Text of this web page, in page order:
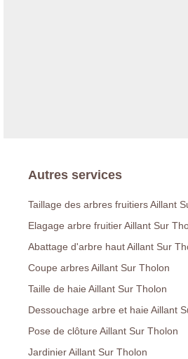
Autres services
Taillage des arbres fruitiers Aillant
Elagage arbre fruitier Aillant Sur
Abattage d'arbre haut Aillant Sur
Coupe arbres Aillant Sur Tholon
Taille de haie Aillant Sur Tholon
Dessouchage arbre et haie Aillant
Pose de clôture Aillant Sur Tholon
Jardinier Aillant Sur Tholon